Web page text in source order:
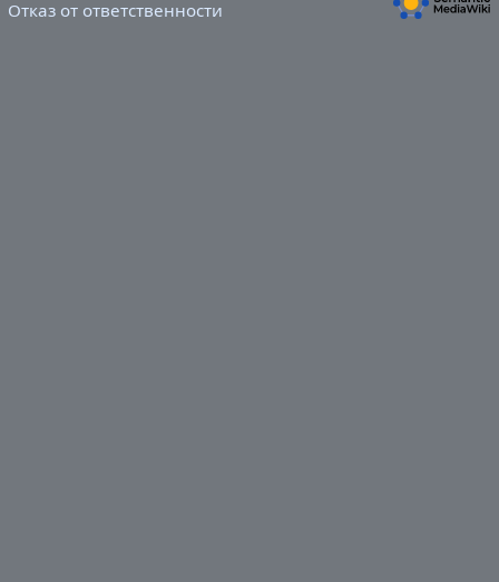
Отказ от ответственности